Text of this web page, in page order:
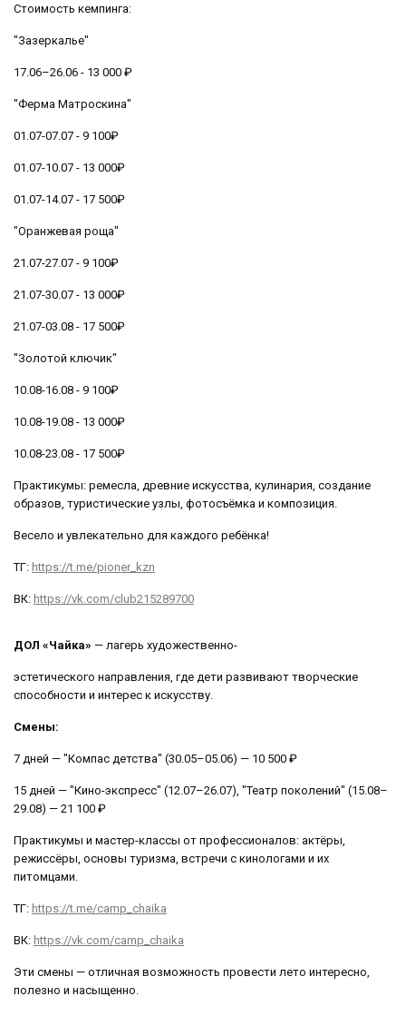
Стоимость кемпинга:
"Зазеркалье"
17.06–26.06 - 13 000 ₽
"Ферма Матроскина"
01.07-07.07 - 9 100₽
01.07-10.07 - 13 000₽
01.07-14.07 - 17 500₽
"Оранжевая роща"
21.07-27.07 - 9 100₽
21.07-30.07 - 13 000₽
21.07-03.08 - 17 500₽
"Золотой ключик"
10.08-16.08 - 9 100₽
10.08-19.08 - 13 000₽
10.08-23.08 - 17 500₽
Практикумы: ремесла, древние искусства, кулинария, создание
образов, туристические узлы, фотосъёмка и композиция.
Весело и увлекательно для каждого ребёнка!
ТГ: https://t.me/pioner_kzn
ВК: https://vk.com/club215289700
ДОЛ «Чайка» — лагерь художественно-
эстетического направления, где дети развивают творческие
способности и интерес к искусству.
Смены:
7 дней — "Компас детства" (30.05–05.06) — 10 500 ₽
15 дней — "Кино-экспресс" (12.07–26.07), "Театр поколений" (15.08–
29.08) — 21 100 ₽
Практикумы и мастер-классы от профессионалов: актёры,
режиссёры, основы туризма, встречи с кинологами и их
питомцами.
ТГ: https://t.me/camp_chaika
ВК: https://vk.com/camp_chaika
Эти смены — отличная возможность провести лето интересно,
полезно и насыщенно.